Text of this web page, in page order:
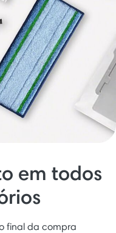
em todos
final da compra